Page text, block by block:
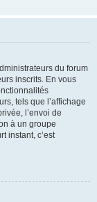
du forum
inscrits. En vous
tels que l’affichage
l’envoi de
à un groupe
instant, c’est